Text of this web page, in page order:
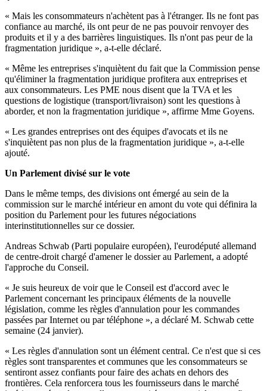
« Mais les consommateurs n'achètent pas à l'étranger. Ils ne font pas
confiance au marché, ils ont peur de ne pas pouvoir renvoyer des
produits et il y a des barrières linguistiques. Ils n'ont pas peur de la
fragmentation juridique », a-t-elle déclaré.
« Même les entreprises s'inquiètent du fait que la Commission pense
qu'éliminer la fragmentation juridique profitera aux entreprises et
aux consommateurs. Les PME nous disent que la TVA et les
questions de logistique (transport/livraison) sont les questions à
aborder, et non la fragmentation juridique », affirme Mme Goyens.
« Les grandes entreprises ont des équipes d'avocats et ils ne
s'inquiètent pas non plus de la fragmentation juridique », a-t-elle
ajouté.
Un Parlement divisé sur le vote
Dans le même temps, des divisions ont émergé au sein de la
commission sur le marché intérieur en amont du vote qui définira la
position du Parlement pour les futures négociations
interinstitutionnelles sur ce dossier.
Andreas Schwab (Parti populaire européen), l'eurodéputé allemand
de centre-droit chargé d'amener le dossier au Parlement, a adopté
l'approche du Conseil.
« Je suis heureux de voir que le Conseil est d'accord avec le
Parlement concernant les principaux éléments de la nouvelle
législation, comme les règles d'annulation pour les commandes
passées par Internet ou par téléphone », a déclaré M. Schwab cette
semaine (24 janvier).
« Les règles d'annulation sont un élément central. Ce n'est que si ces
règles sont transparentes et communes que les consommateurs se
sentiront assez confiants pour faire des achats en dehors des
frontières. Cela renforcera tous les fournisseurs dans le marché